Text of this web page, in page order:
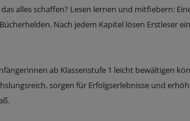
alles schaffen? Lesen lernen und mitfiebern:
Nach jedem Kapitel lösen Erstleser ein
ab Klassenstufe 1 leicht bewältigen
sorgen für Erfolgserlebnisse und